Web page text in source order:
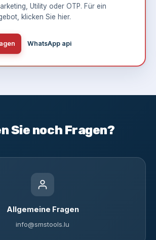
Utility oder OTP. Für ein
klicken Sie hier.
WhatsApp api
Sie noch Fragen?
Allgemeine Fragen
info@smstools.lu